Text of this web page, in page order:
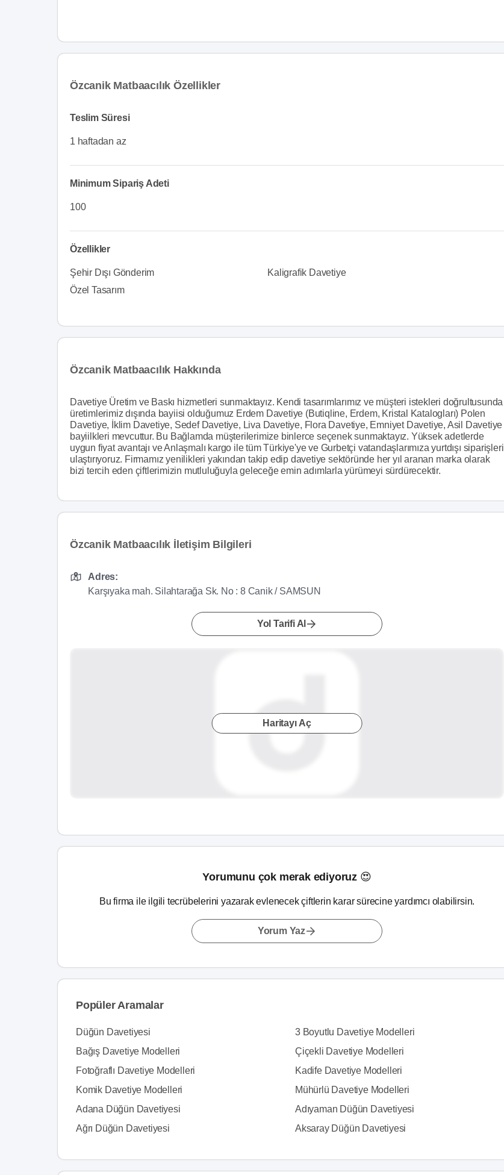
Özcanik Matbaacılık Özellikler
Teslim Süresi
1 haftadan az
Minimum Sipariş Adeti
100
Özellikler
Şehir Dışı Gönderim
Kaligrafik Davetiye
Özel Tasarım
Özcanik Matbaacılık Hakkında
Davetiye Üretim ve Baskı hizmetleri sunmaktayız. Kendi tasarımlarımız ve müşteri istekleri doğrultusunda
üretimlerimiz dışında bayiisi olduğumuz Erdem Davetiye (Butiqline, Erdem, Kristal Katalogları) Polen
Davetiye, İklim Davetiye, Sedef Davetiye, Liva Davetiye, Flora Davetiye, Emniyet Davetiye, Asil Davetiye
bayiilkleri mevcuttur. Bu Bağlamda müşterilerimize binlerce seçenek sunmaktayız. Yüksek adetlerde
uygun fiyat avantajı ve Anlaşmalı kargo ile tüm Türkiye'ye ve Gurbetçi vatandaşlarımıza yurtdışı siparişleri
ulaştırıyoruz. Firmamız yenilikleri yakından takip edip davetiye sektöründe her yıl aranan marka olarak
bizi tercih eden çiftlerimizin mutluluğuyla geleceğe emin adımlarla yürümeyi sürdürecektir.
Özcanik Matbaacılık İletişim Bilgileri
Adres:
Karşıyaka mah. Silahtarağa Sk. No : 8 Canik / SAMSUN
Yol Tarifi Al
Haritayı Aç
Yorumunu çok merak ediyoruz 😍
Bu firma ile ilgili tecrübelerini yazarak evlenecek çiftlerin karar sürecine yardımcı olabilirsin.
Yorum Yaz
Popüler Aramalar
Düğün Davetiyesi 3 Boyutlu Davetiye Modelleri
Bağış Davetiye Modelleri
Çiçekli Davetiye Modelleri
Fotoğraflı Davetiye Modelleri
Kadife Davetiye Modelleri
Komik Davetiye Modelleri
Mühürlü Davetiye Modelleri
Adana Düğün Davetiyesi
Adıyaman Düğün Davetiyesi
Ağrı Düğün Davetiyesi
Aksaray Düğün Davetiyesi